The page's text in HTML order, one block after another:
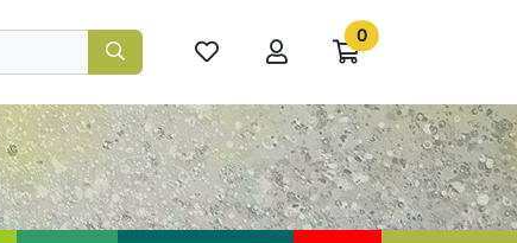
favoritos
Ir
mi
compra
0